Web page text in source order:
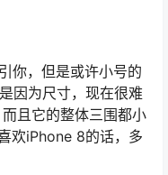
你，但是或许小号的
因为尺寸，现在很难
且它的整体三围都小
欢iPhone 8的话，多